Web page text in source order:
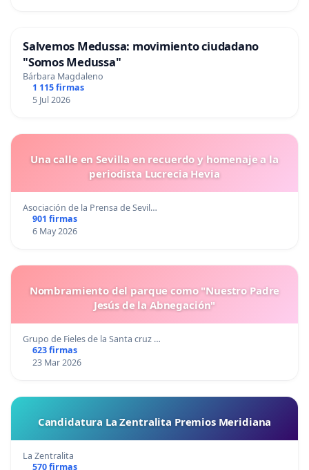
Salvemos Medussa: movimiento ciudadano
"Somos Medussa"
Bárbara Magdaleno
1 115 firmas
5 Jul 2026
Una calle en Sevilla en recuerdo y homenaje a la
periodista Lucrecia Hevia
Asociación de la Prensa de Sevil…
901 firmas
6 May 2026
Nombramiento del parque como "Nuestro Padre
Jesús de la Abnegación"
Grupo de Fieles de la Santa cruz …
623 firmas
23 Mar 2026
Candidatura La Zentralita Premios Meridiana
La Zentralita
570 firmas